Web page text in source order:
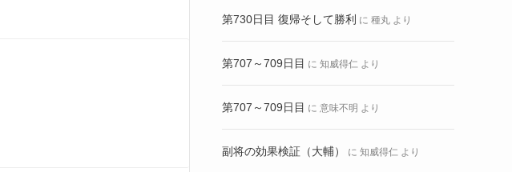
第730日目 復帰そして勝利 に 種丸 より
第707～709日目 に 知威得仁 より
第707～709日目 に 意味不明 より
副将の効果検証（大輔） に 知威得仁 より